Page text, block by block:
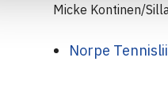
Micke Kontinen/
Norpe